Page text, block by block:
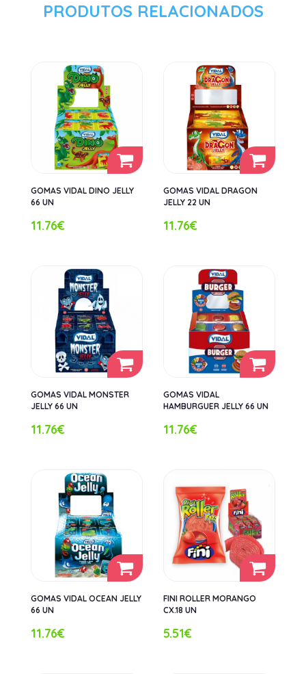
PRODUTOS RELACIONADOS
GOMAS VIDAL DINO JELLY
66 UN
11.76€
GOMAS VIDAL DRAGON
JELLY 22 UN
11.76€
GOMAS VIDAL MONSTER
JELLY 66 UN
11.76€
GOMAS VIDAL
HAMBURGUER JELLY 66 UN
11.76€
GOMAS VIDAL OCEAN JELLY
66 UN
11.76€
FINI ROLLER MORANGO
CX.18 UN
5.51€